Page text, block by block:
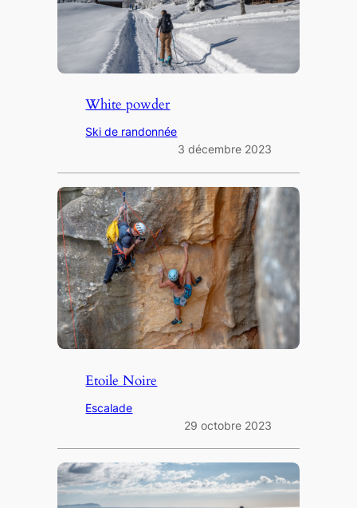
White powder
Ski de randonnée
3 décembre 2023
Etoile Noire
Escalade
29 octobre 2023